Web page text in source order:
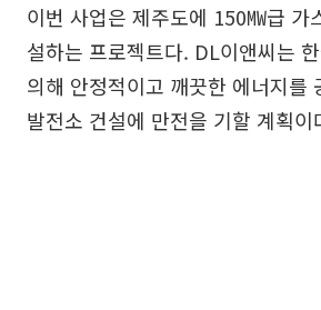
이번 사업은 제주도에 150㎿급 가
설하는 프로젝트다. DL이앤씨는
의해 안정적이고 깨끗한 에너지를
발전소 건설에 만전을 기할 계획이